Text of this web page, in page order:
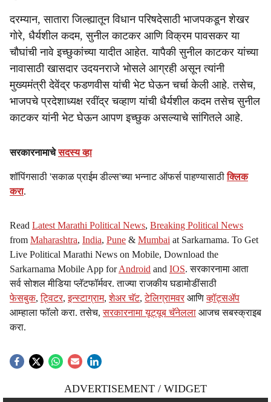
दरम्यान, सातारा जिल्ह्यातून विधान परिषदेसाठी भाजपकडून शेखर
गोरे, धैर्यशील कदम, सुनील काटकर आणि विक्रम पावसकर या
चौघांची नावे इच्छुकांच्या यादीत आहेत. यापैकी सुनील काटकर यांच्या
नावासाठी खासदार उदयनराजे भोसले आग्रही असून त्यांनी
मुख्यमंत्री देवेंद्र फडणवीस यांची भेट घेऊन चर्चा केली आहे. तसेच,
भाजपचे प्रदेशाध्यक्ष रवींद्र चव्हाण यांची धैर्यशील कदम तसेच सुनील
काटकर यांनी भेट घेऊन आपण इच्छुक असल्याचे सांगितले आहे.
सरकारनामाचेसदस्य व्हा
शॉपिंगसाठी 'सकाळ प्राईम डील्स'च्या भन्नाट ऑफर्स पाहण्यासाठीक्लिक
करा.
Read Latest Marathi Political News, Breaking Political News
from Maharashtra, India, Pune & Mumbai at Sarkarnama. To Get
Live Political Marathi News on Mobile, Download the
Sarkarnama Mobile App forAndroid and IOS. सरकारनामा आता
सर्व सोशल मीडिया प्लॅटफॉर्मवर. ताज्या राजकीय घडामोडींसाठी
फेसबुक,ट्विटर,इन्स्टाग्राम,शेअर चॅट,टेलिग्रामवर आणिव्हॉट्सॲप
आम्हाला फॉलो करा. तसेच,सरकारनामा यूट्यूब चॅनेलला आजच सबस्क्राइब
करा.
ADVERTISEMENT / WIDGET